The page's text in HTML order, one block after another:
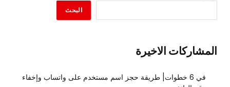
البحث
المشاركات الاخيرة
في 6 خطوات| طريقة حجز اسم مستخدم على واتساب وإخفاء